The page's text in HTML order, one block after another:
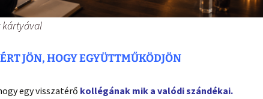
kártyával
JÖN, HOGY EGYÜTTMŰKÖDJÖN
egy visszatérő kollégának mik a valódi szándékai.